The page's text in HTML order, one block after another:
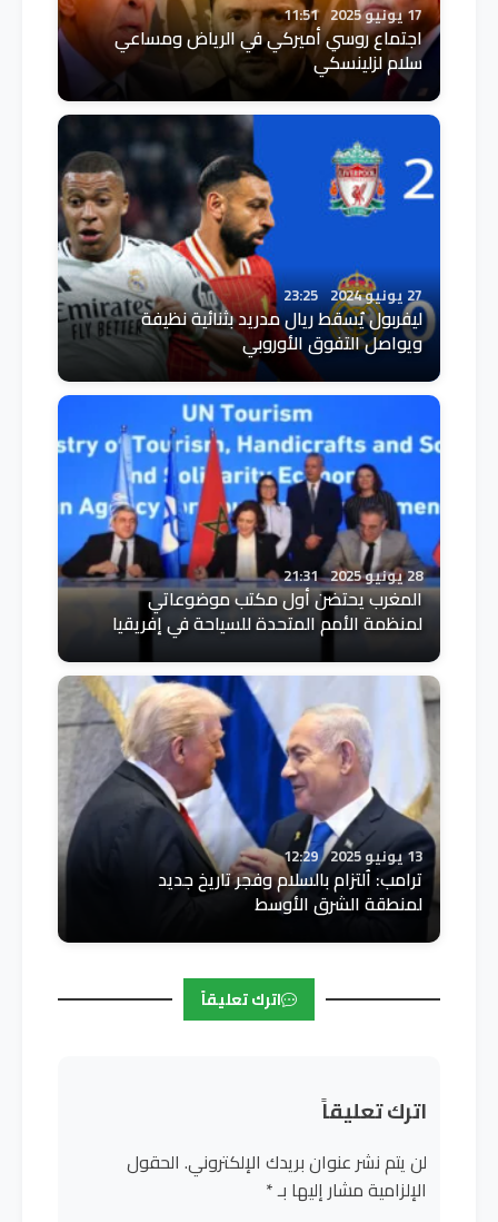
17 يونيو 2025 11:51
اجتماع روسي أميركي في الرياض ومساعي
سلام لزلينسكي
27 يونيو 2024 23:25
ليفربول يُسقط ريال مدريد بثنائية نظيفة
ويواصل التفوق الأوروبي
28 يونيو 2025 21:31
المغرب يحتضن أول مكتب موضوعاتي
لمنظمة الأمم المتحدة للسياحة في إفريقيا
13 يونيو 2025 12:29
ترامب: اُلتزام بالسلام وفجر تاريخ جديد
لمنطقة الشرق الأوسط
اترك تعليقاً
اترك تعليقاً
لن يتم نشر عنوان بريدك الإلكتروني. الحقول
الإلزامية مشار إليها بـ*